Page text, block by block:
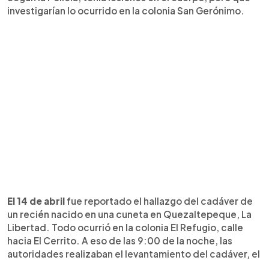
investigarían lo ocurrido en la colonia San Gerónimo.
El 14 de abril fue reportado el hallazgo del cadáver de
un recién nacido en una cuneta en Quezaltepeque, La
Libertad. Todo ocurrió en la colonia El Refugio, calle
hacia El Cerrito. A eso de las 9:00 de la noche, las
autoridades realizaban el levantamiento del cadáver, el